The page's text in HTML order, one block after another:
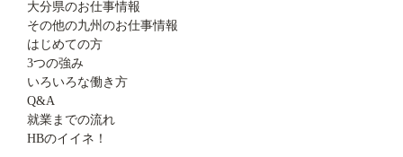
大分県のお仕事情報
その他の九州のお仕事情報
はじめての方
3つの強み
いろいろな働き方
Q&A
就業までの流れ
HBのイイネ！